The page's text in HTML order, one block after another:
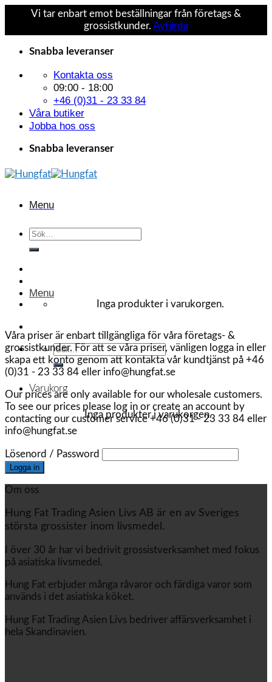
Vi tar enbart emot beställningar från företags &
grossistkunder. Avfärda
Snabba leveranser
Kontakta oss
09:00 - 18:00
+46 (0)31 - 23 33 84
Våra butiker
Jobba hos oss
Snabba leveranser
Menu
Sök
Inga produkter i varukorgen.
Sök
efter:
Varukorg
Inga produkter i varukorgen.
Menu
Våra priser är enbart tillgängliga för våra företags- &
grossistkunder. För att se våra priser, vänligen logga in eller
skapa ett konto genom att kontakta vår kundtjänst på +46
(0)31 - 23 33 84 eller info@hungfat.se
Our prices are only available for our wholesale customers.
To see our prices please log in or create an account by
contacting our customer service +46 (0)31 - 23 33 84 eller
info@hungfat.se
Lösenord / Password
Om oss
Hung Fat Trading Asien Livs AB är en av Sveriges
största grossister inom livsmedel.
I över 30 år har vi bedrivit grossistverksamhet med fokus
på asiatiska livsmedel.
Hung Fat erbjuder många råvaror och färdiga varor som
används i det asiatiska köket.
Hung Fat Trading Asien Livs bedriver affärsverksamhet i
hela Skandinavien.